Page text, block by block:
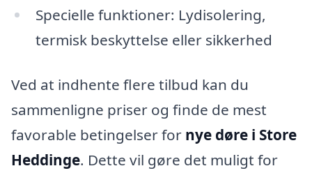
Specielle funktioner: Lydisolering,
termisk beskyttelse eller sikkerhed
Ved at indhente flere tilbud kan du
sammenligne priser og finde de mest
favorable betingelser for nye døre i Store
Heddinge. Dette vil gøre det muligt for